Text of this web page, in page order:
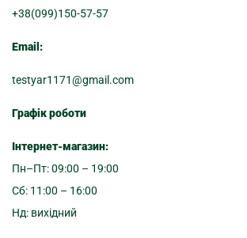
+38(099)150-57-57
Email:
testyar1171@gmail.com
Графік роботи
Інтернет-магазин:
Пн–Пт: 09:00 – 19:00
Сб: 11:00 – 16:00
Нд: вихідний